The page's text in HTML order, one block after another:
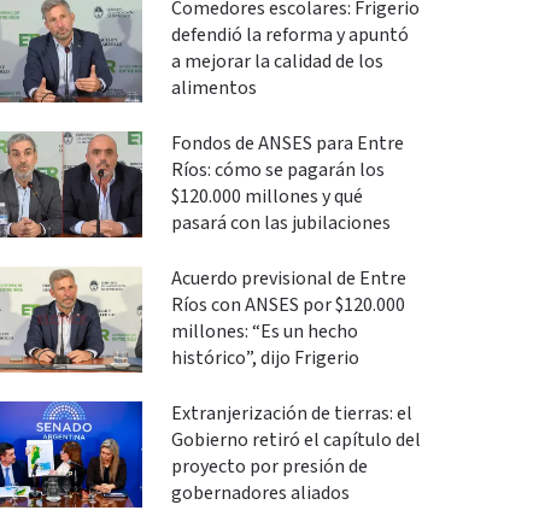
Comedores escolares: Frigerio
defendió la reforma y apuntó
a mejorar la calidad de los
alimentos
Fondos de ANSES para Entre
Ríos: cómo se pagarán los
$120.000 millones y qué
pasará con las jubilaciones
Acuerdo previsional de Entre
Ríos con ANSES por $120.000
millones: “Es un hecho
histórico”, dijo Frigerio
Extranjerización de tierras: el
Gobierno retiró el capítulo del
proyecto por presión de
gobernadores aliados